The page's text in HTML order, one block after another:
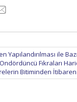
Yapılandırılması ile
Fıkraları
Bitiminden İtibaren